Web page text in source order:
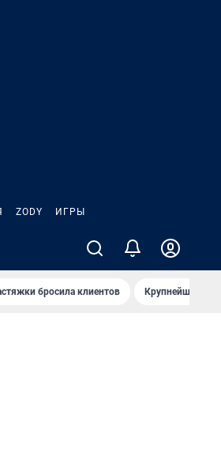
ZODY ИГРЫ
бросила клиентов Крупнейшие